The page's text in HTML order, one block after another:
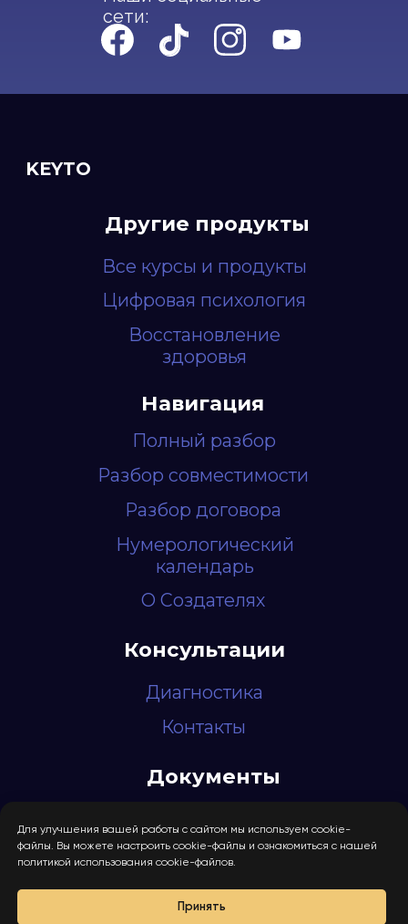
Для улучшения вашей работы с сайтом мы используем cookie-
файлы. Вы можете настроить cookie-файлы и ознакомиться с нашей
политикой использования cookie-файлов.
Принять